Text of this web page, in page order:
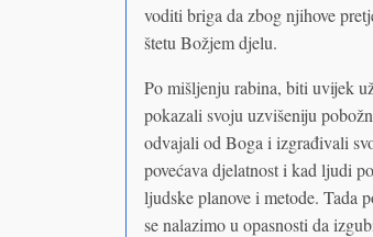
voditi briga da zbog njihove
štetu Božjem djelu.
Po mišljenju rabina, biti uvijek
pokazali svoju uzvišeniju
odvajali od Boga i izgrađivali
povećava djelatnost i kad ljudi
ljudske planove i metode. Tada
se nalazimo u opasnosti da